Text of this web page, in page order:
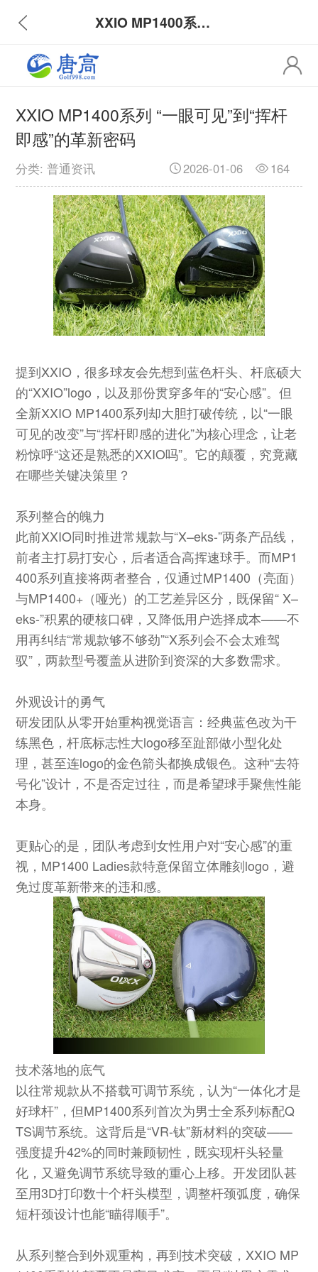
XXIO MP1400系列 “一眼可见”到“挥杆即感”的革新密码
XXIO MP1400系列 “一眼可见”到“挥杆
即感”的革新密码
分类: 普通资讯 164
2026-01-06
提到XXIO，很多球友会先想到蓝色杆头、杆底硕大
的“XXIO”logo，以及那份贯穿多年的“安心感”。但
全新XXIO MP1400系列却大胆打破传统，以“一眼
可见的改变”与“挥杆即感的进化”为核心理念，让老
粉惊呼“这还是熟悉的XXIO吗”。它的颠覆，究竟藏
在哪些关键决策里？
系列整合的魄力
此前XXIO同时推进常规款与“X–eks-”两条产品线，
前者主打易打安心，后者适合高挥速球手。而MP1
400系列直接将两者整合，仅通过MP1400（亮面）
与MP1400+（哑光）的工艺差异区分，既保留“ X–
eks-”积累的硬核口碑，又降低用户选择成本——不
用再纠结“常规款够不够劲”“X系列会不会太难驾
驭”，两款型号覆盖从进阶到资深的大多数需求。
外观设计的勇气
研发团队从零开始重构视觉语言：经典蓝色改为干
练黑色，杆底标志性大logo移至趾部做小型化处
理，甚至连logo的金色箭头都换成银色。这种“去符
号化”设计，不是否定过往，而是希望球手聚焦性能
本身。
更贴心的是，团队考虑到女性用户对“安心感”的重
视，MP1400 Ladies款特意保留立体雕刻logo，避
免过度革新带来的违和感。
技术落地的底气
以往常规款从不搭载可调节系统，认为“一体化才是
好球杆”，但MP1400系列首次为男士全系列标配Q
TS调节系统。这背后是“VR-钛”新材料的突破——
强度提升42%的同时兼顾韧性，既实现杆头轻量
化，又避免调节系统导致的重心上移。开发团队甚
至用3D打印数十个杆头模型，调整杆颈弧度，确保
短杆颈设计也能“瞄得顺手”。
从系列整合到外观重构，再到技术突破，XXIO MP